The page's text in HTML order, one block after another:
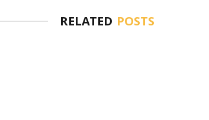
RELATED POSTS